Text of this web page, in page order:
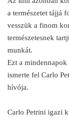
a természetet tájjá
vesszük a finom
természetesnek
munkát.
Ezt a
ismerte fel Carlo
hívója.
Carlo Petrini igazi